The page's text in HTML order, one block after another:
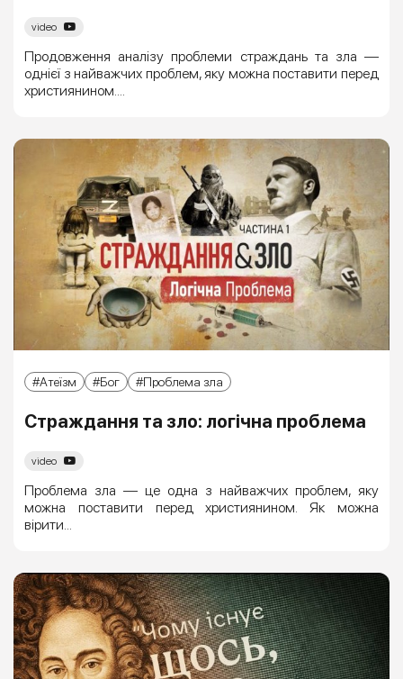
video
Продовження аналізу проблеми страждань та зла —
однієї з найважчих проблем, яку можна поставити перед
християнином....
Атеїзм Бог Проблема зла
Страждання та зло: логічна проблема
video
Проблема зла — це одна з найважчих проблем, яку
можна поставити перед християнином. Як можна
вірити...